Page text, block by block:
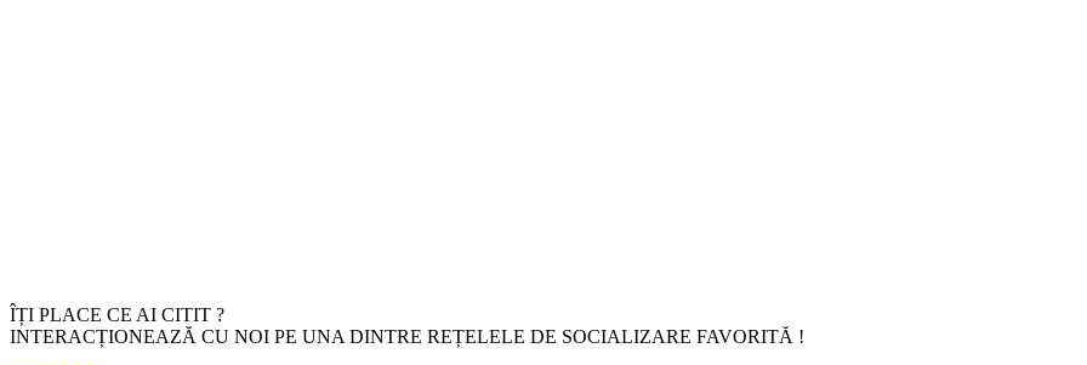
ÎȚI PLACE CE AI CITIT ?
INTERACȚIONEAZĂ CU NOI PE UNA DINTRE REȚELELE DE SOCIALIZARE FAVORITĂ !